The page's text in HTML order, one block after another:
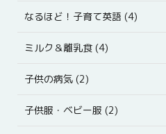
なるほど！子育て英語 (4)
ミルク＆離乳食 (4)
子供の病気 (2)
子供服・ベビー服 (2)